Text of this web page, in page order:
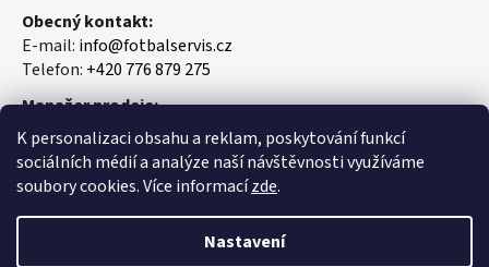
K personalizaci obsahu a reklam, poskytování funkcí
sociálních médií a analýze naší návštěvnosti využíváme
soubory cookies. Více informacízde.
Nastavení
Obecný kontakt:
E-mail: info@fotbalservis.cz
Telefon: +420 776 879 275
Manažer prodeje:
Martin Vališ
Mobil:+420 606 657 244